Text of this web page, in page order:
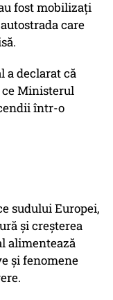
fost mobilizați
care
a declarat că
ce Ministerul
într-o
sudului Europei,
și creșterea
alimentează
și fenomene